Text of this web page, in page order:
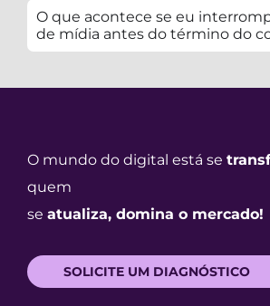
O que acontece se eu
de mídia antes do término do
O mundo do digital está se
quem
se atualiza, domina o mercado!
SOLICITE UM DIAGNÓSTICO